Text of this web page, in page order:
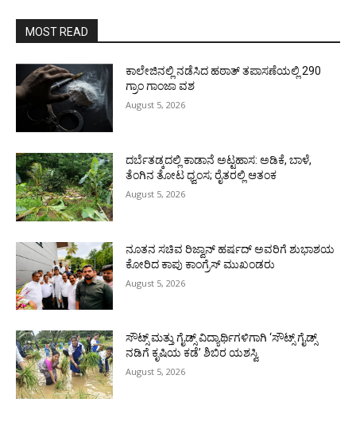
MOST READ
ಕಾಲೇಜಿನಲ್ಲಿ ನಡೆಸಿದ ಹಠಾತ್ ತಪಾಸಣೆಯಲ್ಲಿ 290
ಗ್ರಾಂ ಗಾಂಜಾ ವಶ
August 5, 2026
ದರ್ಬೆತಡ್ಕದಲ್ಲಿ ಕಾಡಾನೆ ಅಟ್ಟಹಾಸ: ಅಡಿಕೆ, ಬಾಳೆ,
ತೆಂಗಿನ ತೋಟ ಧ್ವಂಸ; ರೈತರಲ್ಲಿ ಆತಂಕ
August 5, 2026
ನೂತನ ಸಚಿವ ರಿಜ್ವಾನ್ ಹರ್ಷದ್ ಅವರಿಗೆ ಶುಭಾಶಯ
ಕೋರಿದ ಕಾಪು ಕಾಂಗ್ರೆಸ್ ಮುಖಂಡರು
August 5, 2026
ಸೌಟ್ಸ್ ಮತ್ತು ಗೈಡ್ಸ್ ವಿದ್ಯಾರ್ಥಿಗಳಿಗಾಗಿ ‘ಸೌಟ್ಸ್ ಗೈಡ್ಸ್
ನಡಿಗೆ ಕೃಷಿಯ ಕಡೆ’ ಶಿಬಿರ ಯಶಸ್ವಿ
August 5, 2026